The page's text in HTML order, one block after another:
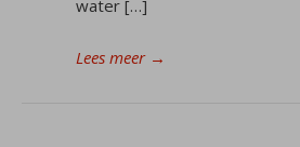
water […]
Lees meer→